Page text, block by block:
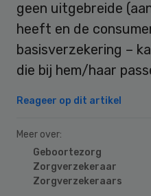
geen uitgebreide
heeft en de
basisverzekering –
die bij hem/haar
Reageer op dit artikel
Meer over:
Geboortezorg
Zorgverzekeraar
Zorgverzekeraars